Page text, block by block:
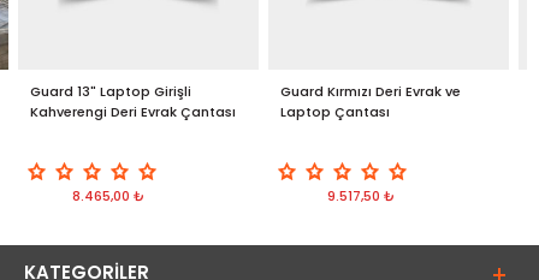
Guard 13" Laptop Girişli
Kahverengi Deri Evrak Çantası
8.465,00 ₺
Guard Kırmızı Deri Evrak ve
Laptop Çantası
9.517,50 ₺
KATEGORILER